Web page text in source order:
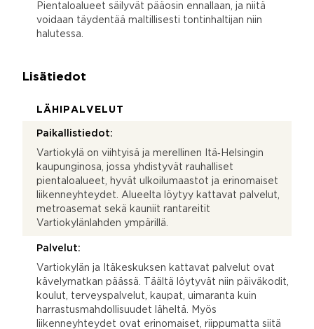
Pientaloalueet säilyvät pääosin ennallaan, ja niitä
voidaan täydentää maltillisesti tontinhaltijan niin
halutessa.
Lisätiedot
LÄHIPALVELUT
Paikallistiedot:
Vartiokylä on viihtyisä ja merellinen Itä‑Helsingin
kaupunginosa, jossa yhdistyvät rauhalliset
pientaloalueet, hyvät ulkoilumaastot ja erinomaiset
liikenneyhteydet. Alueelta löytyy kattavat palvelut,
metroasemat sekä kauniit rantareitit
Vartiokylänlahden ympärillä.
Palvelut:
Vartiokylän ja Itäkeskuksen kattavat palvelut ovat
kävelymatkan päässä. Täältä löytyvät niin päiväkodit,
koulut, terveyspalvelut, kaupat, uimaranta kuin
harrastusmahdollisuudet läheltä. Myös
liikenneyhteydet ovat erinomaiset, riippumatta siitä